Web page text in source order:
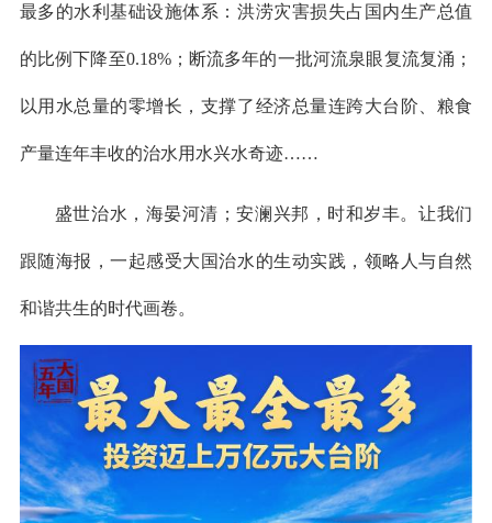
最多的水利基础设施体系：洪涝灾害损失占国内生产总值
的比例下降至0.18%；断流多年的一批河流泉眼复流复涌；
以用水总量的零增长，支撑了经济总量连跨大台阶、粮食
产量连年丰收的治水用水兴水奇迹……
盛世治水，海晏河清；安澜兴邦，时和岁丰。让我们
跟随海报，一起感受大国治水的生动实践，领略人与自然
和谐共生的时代画卷。